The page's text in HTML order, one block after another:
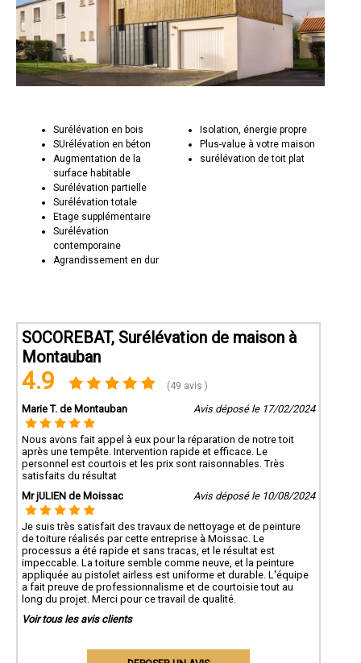
Surélévation en bois
SUrélévation en béton
Augmentation de la
surface habitable
Surélévation partielle
Surélévation totale
Etage supplémentaire
Surélévation
contemporaine
Agrandissement en dur
Isolation, énergie propre
Plus-value à votre maison
surélévation de toit plat
SOCOREBAT, Surélévation de maison à
Montauban
4.9 (49 avis )
Marie T. de Montauban Avis déposé le 17/02/2024
Nous avons fait appel à eux pour la réparation de notre toit
après une tempête. Intervention rapide et efficace. Le
personnel est courtois et les prix sont raisonnables. Très
satisfaits du résultat
Mr jULIEN de Moissac
Avis déposé le 10/08/2024
Je suis très satisfait des travaux de nettoyage et de peinture
de toiture réalisés par cette entreprise à Moissac. Le
processus a été rapide et sans tracas, et le résultat est
impeccable. La toiture semble comme neuve, et la peinture
appliquée au pistolet airless est uniforme et durable. L'équipe
a fait preuve de professionnalisme et de courtoisie tout au
long du projet. Merci pour ce travail de qualité.
Voir tous les avis clients